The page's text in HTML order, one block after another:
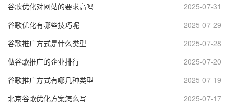
谷歌优化对网站的要求高吗
2025-07-31
谷歌优化有哪些技巧呢
2025-07-29
谷歌推广方式是什么类型
2025-07-28
做谷歌推广的企业排行
2025-07-20
谷歌推广方式有哪几种类型
2025-07-19
北京谷歌优化方案怎么写
2025-07-17